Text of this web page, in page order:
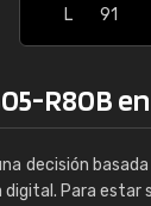
L
91
R80B
decisión
digital. Para estar